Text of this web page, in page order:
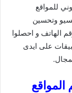
للمواقع
وتحسين
الهاتف و احصلوا
على ايدى